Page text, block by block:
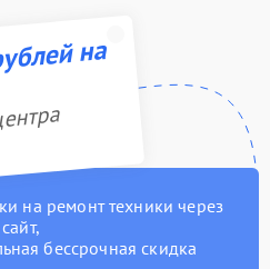
на
на ремонт техники через
сайт,
бессрочная скидка